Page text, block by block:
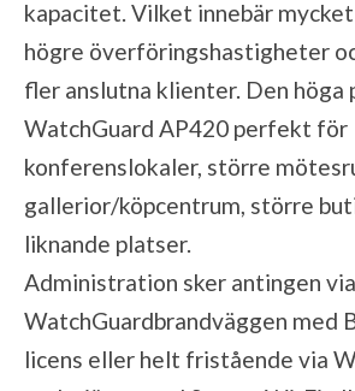
kapacitet. Vilket innebär
högre överföringshastigheter
fler anslutna klienter. Den höga
WatchGuard AP420 perfekt för
konferenslokaler, större
gallerior/köpcentrum, större
liknande platser.
Administration sker antingen via
WatchGuardbrandväggen med
licens eller helt fristående via